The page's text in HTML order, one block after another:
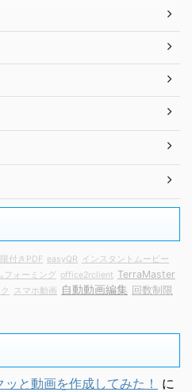
付きPDF easyQR
インスタントムービー
フォーミング office2rclient TerraMaster
スマホ動画 自動動画編集 回数制限
と動画を作成してみた！
に